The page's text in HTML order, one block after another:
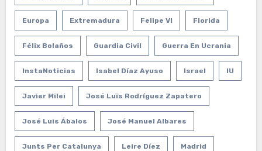
Europa Extremadura Felipe VI Florida
Félix Bolaños Guardia Civil Guerra En Ucrania
InstaNoticias Isabel Díaz Ayuso Israel IU
Javier Milei José Luis Rodríguez Zapatero
José Luis Ábalos José Manuel Albares
Junts Per Catalunya Leire Díez Madrid